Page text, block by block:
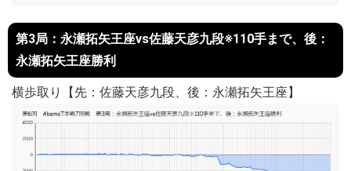
第3局：永瀬拓矢王座vs佐藤天彦九段※110手まで、後：
永瀬拓矢王座勝利
横歩取り【先：佐藤天彦九段、後：永瀬拓矢王座】